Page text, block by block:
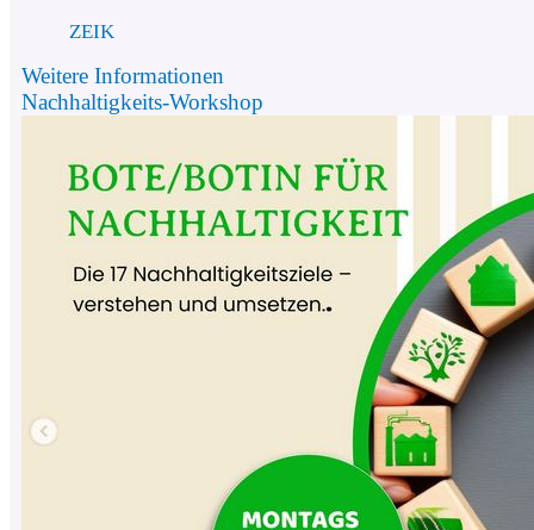
ZEIK
Weitere Informationen
Nachhaltigkeits-Workshop